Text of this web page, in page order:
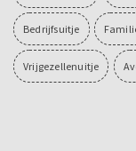
Bedrijfsuitje
Vrijgezellenuitje